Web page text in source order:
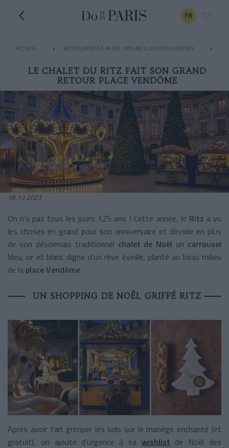
FR
ACCUEIL RESTAURANTS À PARIS : NOS MEILLEURES ADRESSES
LE CHALET DU RITZ FAIT SON GRAND
RETOUR PLACE VENDÔME
18.12.2023
On n’a pas tous les jours 125 ans ! Cette année, le Ritz a vu
les choses en grand pour son anniversaire et dévoile en plus
de son désormais traditionnel chalet de Noël un carrousel
bleu, or et blanc digne d’un rêve éveillé, planté au beau milieu
de la place Vendôme.
UN SHOPPING DE NOËL GRIFFÉ RITZ
Après avoir fait grimper les kids sur le manège enchanté (et
gratuit), on ajoute d’urgence à sa wishlist de Noël des